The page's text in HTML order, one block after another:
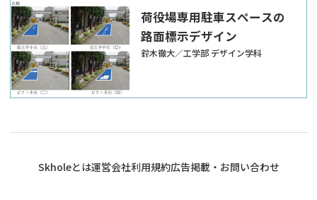
荷役場専用駐車スペースの
路面標示デザイン
鈴木徹大／工学部 デザイン学科
Skholeとは運営会社利用規約広告掲載・お問い合わせ